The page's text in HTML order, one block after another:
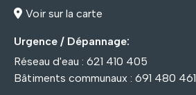
Voir sur la carte
Urgence / Dépannage:
Réseau d'eau : 621 410 405
Bâtiments communaux : 691 480 461